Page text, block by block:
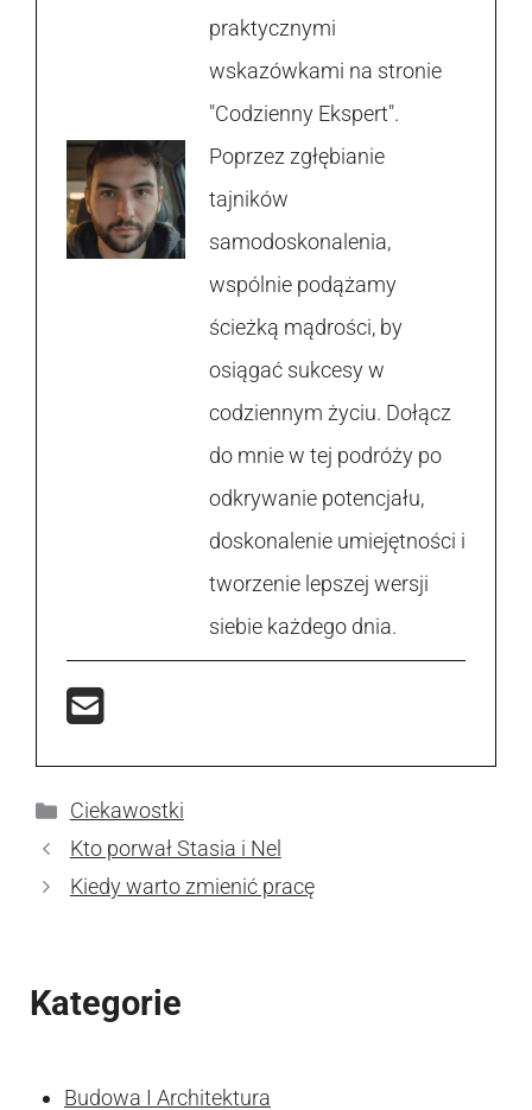
praktycznymi
wskazówkami na stronie
"Codzienny Ekspert".
Poprzez zgłębianie
tajników
samodoskonalenia,
wspólnie podążamy
ścieżką mądrości, by
osiągać sukcesy w
codziennym życiu. Dołącz
do mnie w tej podróży po
odkrywanie potencjału,
doskonalenie umiejętności i
tworzenie lepszej wersji
siebie każdego dnia.
Kategorie
Ciekawostki
Kto porwał Stasia i Nel
Kiedy warto zmienić pracę
Kategorie
Budowa I Architektura